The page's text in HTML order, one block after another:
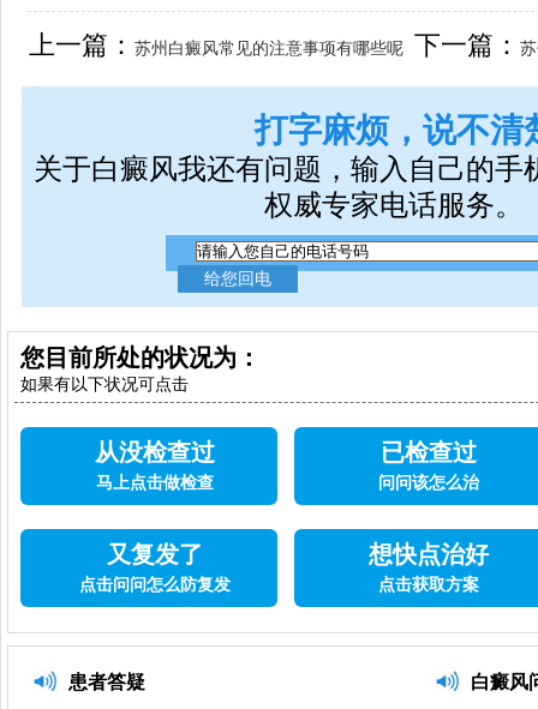
女生应该如何治疗呢
上一篇：苏州白癜风常见的注意事项有哪些呢 下一篇：
打字麻烦，说不清
关于白癜风我还有问题，输入自己的手
权威专家电话服务。
您目前所处的状况为：
如果有以下状况可点击
从没检查过
马上点击做检查
已检查过
问问该怎么治
又复发了
点击问问怎么防复发
想快点治好
点击获取方案
患者答疑 白癜风